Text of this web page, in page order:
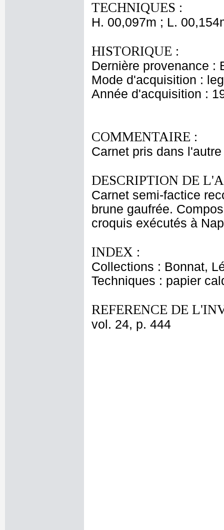
TECHNIQUES :
H. 00,097m ; L.
HISTORIQUE :
Dernière provenance :
Mode d'acquisition :
Année d'acquisition :
COMMENTAIRE :
Carnet pris dans
DESCRIPTION DE
Carnet semi-factice
brune gaufrée.
croquis exécutés à
INDEX :
Collections : Bonnat,
Techniques : papier
REFERENCE DE
vol. 24, p. 444